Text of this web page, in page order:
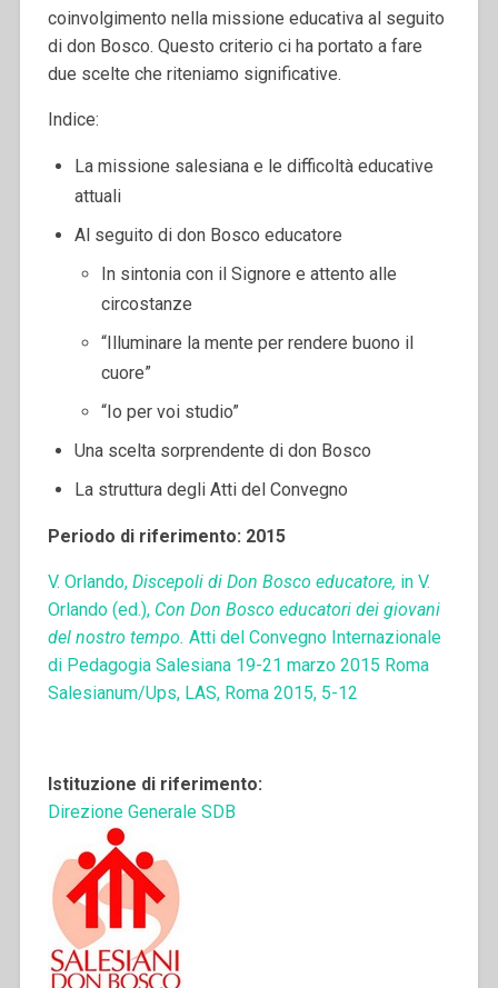
coinvolgimento nella missione educativa al seguito
di don Bosco. Questo criterio ci ha portato a fare
due scelte che riteniamo significative.
Indice:
La missione salesiana e le difficoltà educative
attuali
Al seguito di don Bosco educatore
In sintonia con il Signore e attento alle
circostanze
“Illuminare la mente per rendere buono il
cuore”
“Io per voi studio”
Una scelta sorprendente di don Bosco
La struttura degli Atti del Convegno
Periodo di riferimento: 2015
V. Orlando, Discepoli di Don Bosco educatore, in V.
Orlando (ed.), Con Don Bosco educatori dei giovani
del nostro tempo. Atti del Convegno Internazionale
di Pedagogia Salesiana 19-21 marzo 2015 Roma
Salesianum/Ups, LAS, Roma 2015, 5-12
Istituzione di riferimento:
Direzione Generale SDB